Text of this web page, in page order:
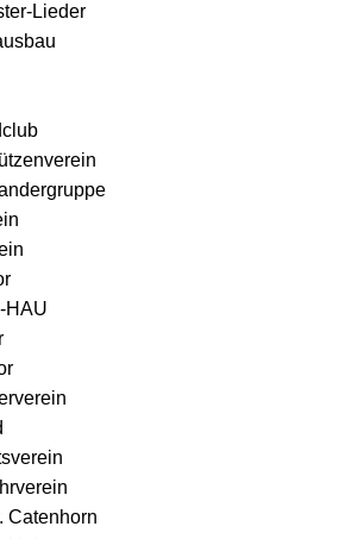
Lieder
HAU
Catenhorn